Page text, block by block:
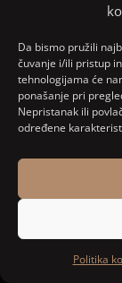
Da bismo pružili
čuvanje i/ili pristup
tehnologijama će
ponašanje pri
Nepristanak ili
određene
Politika
Nema